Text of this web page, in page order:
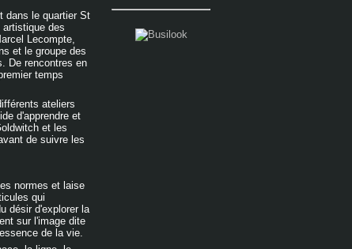
dans le quartier St
des
Lecompte,
et le groupe des
De rencontres en
temps
ateliers
d'apprendre et
et les
de suivre les
normes et laise
qui
désir d'explorer la
sur l'image dite
de la vie.